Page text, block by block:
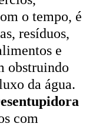
o tempo, é
resíduos,
e
obstruindo
da água.
com